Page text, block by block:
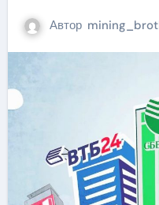
Автор